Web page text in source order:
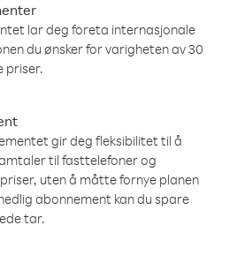
lar deg foreta internasjonale
du ønsker for varigheten av 30
priser.
gir deg fleksibilitet til å
til fasttelefoner og
uten å måtte fornye planen
abonnement kan du spare
tar.